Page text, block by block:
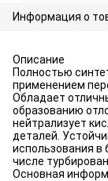
Информация о
Описание
Полностью
применением
Обладает
образованию
нейтрализует
деталей.
использования в
числе
Основная